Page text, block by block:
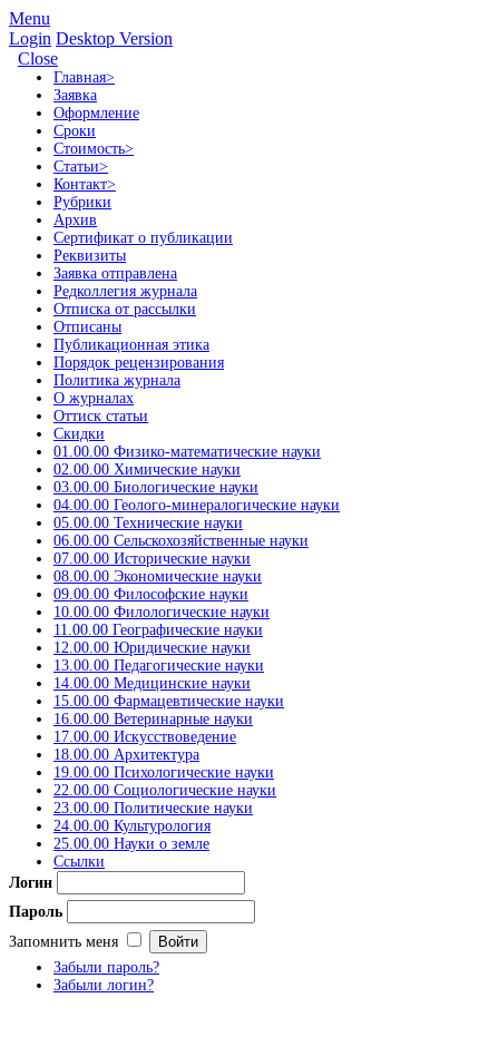
Menu
Login Desktop Version
Close
Главная>
Заявка
Оформление
Сроки
Стоимость>
Статьи>
Контакт>
Рубрики
Архив
Сертификат о публикации
Реквизиты
Заявка отправлена
Редколлегия журнала
Отписка от рассылки
Отписаны
Публикационная этика
Порядок рецензирования
Политика журнала
О журналах
Оттиск статьи
Скидки
01.00.00 Физико-математические науки
02.00.00 Химические науки
03.00.00 Биологические науки
04.00.00 Геолого-минералогические науки
05.00.00 Технические науки
06.00.00 Сельскохозяйственные науки
07.00.00 Исторические науки
08.00.00 Экономические науки
09.00.00 Философские науки
10.00.00 Филологические науки
11.00.00 Географические науки
12.00.00 Юридические науки
13.00.00 Педагогические науки
14.00.00 Медицинские науки
15.00.00 Фармацевтические науки
16.00.00 Ветеринарные науки
17.00.00 Искусствоведение
18.00.00 Архитектура
19.00.00 Психологические науки
22.00.00 Социологические науки
23.00.00 Политические науки
24.00.00 Культурология
25.00.00 Науки о земле
Ссылки
Логин
Пароль
Запомнить меня
Забыли пароль?
Забыли логин?